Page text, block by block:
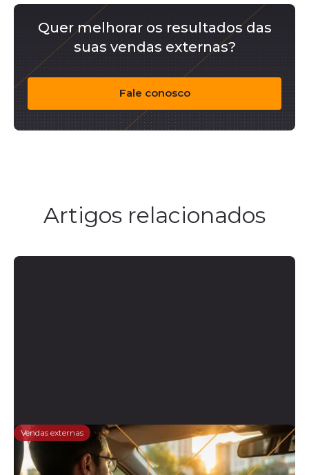
Quer melhorar os resultados das
suas vendas externas?
Fale conosco
Artigos relacionados
Vendas externas
Controle de KM rodado para
vendedores externos: o guia